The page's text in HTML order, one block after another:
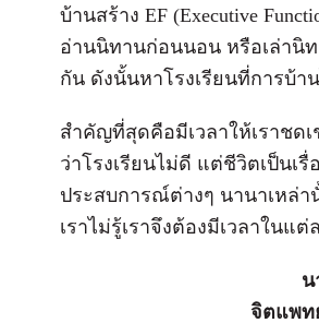
บ้านสร้าง EF (Executive
อ่านนิทานก่อนนอน หรือเล่านิ
กัน ดังนั้นหาโรงเรียนที่การบ้
สำคัญที่สุดคือมีเวลาให้เราชด
ว่าโรงเรียนไม่ดี แต่ชีวิตเป็นเ
ประสบการณ์ต่างๆ นานาเหล่า
เราไม่รู้เราจึงต้องมีเวลาในแต่
น
จิตแพท